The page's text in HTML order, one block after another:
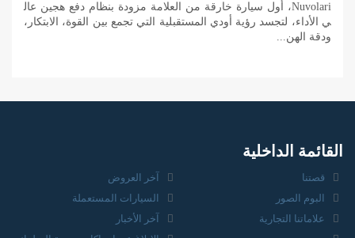
Nuvolari، أول سيارة خارقة من العلامة مزودة بنظام دفع هجين عال
ي الأداء، لتجسد رؤية أودي المستقبلية التي تجمع بين القوة، الابتكار،
ودقة الهن...
القائمة الداخلية
قصتنا
آخر العروض
البوم الصور
السيارات المستعملة
علاماتنا التجارية
آخر الأخبار